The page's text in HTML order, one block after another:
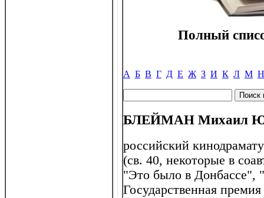
Полный
А Б В Г Д Е Ж З И К Л М Н
БЛЕЙМАН Михаил
российский
(св. 40, некоторые в
"Это было в Донбассе",
Государственная